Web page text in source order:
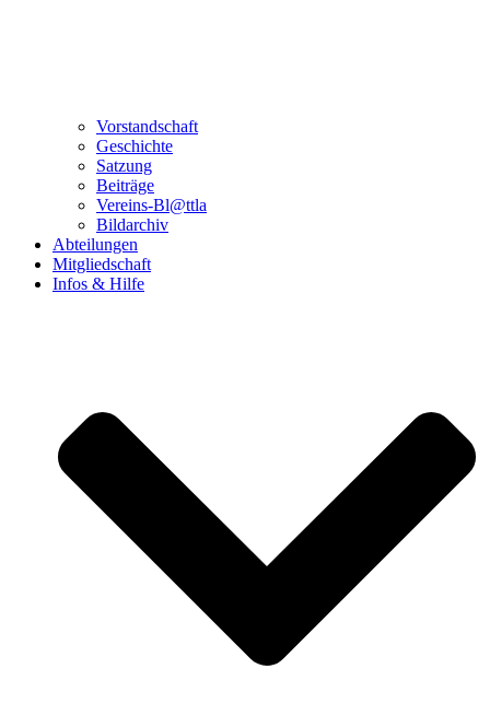
Vorstandschaft
Geschichte
Satzung
Beiträge
Vereins-Bl@ttla
Bildarchiv
Abteilungen
Mitgliedschaft
Infos & Hilfe